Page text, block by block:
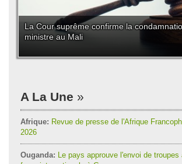
La Cour suprême confirme la
ministre au Mali
A La Une
Afrique: Revue de presse de l'Afrique
2026
Ouganda: Le pays approuve l'envoi de